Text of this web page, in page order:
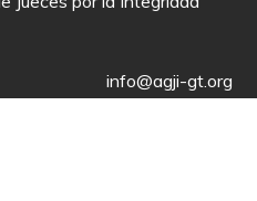
info@agji-gt.org